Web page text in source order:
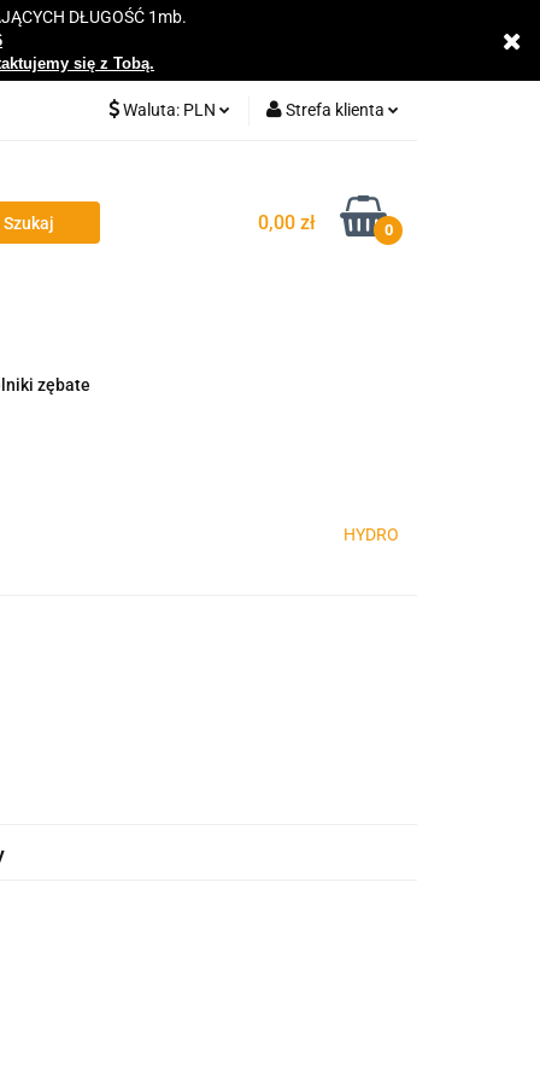
DŁUGOŚĆ 1mb.
się z Tobą.
Waluta: PLN Strefa klienta
Zarejestruj się
Dodaj zgłoszenie
0,00 zł 0
zębate
HYDRO